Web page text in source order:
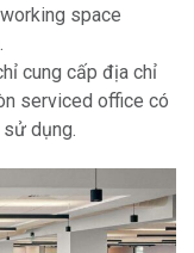
space
cung cấp địa chỉ
serviced office có
dụng.